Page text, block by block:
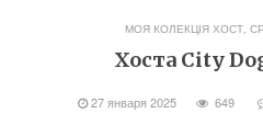
МОЯ КОЛЕКЦІЯ ХОСТ,
Хоста City
27 января 2025 649